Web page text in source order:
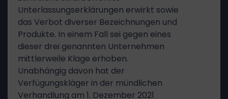
Unterlassungserklärungen erwirkt sowie
das Verbot diverser Bezeichnungen und
Produkte. In einem Fall sei gegen eines
dieser drei genannten Unternehmen
mittlerweile Klage erhoben.
Unabhängig davon hat der
Verfügungskläger in der mündlichen
Verhandlung am 1. Dezember 2021